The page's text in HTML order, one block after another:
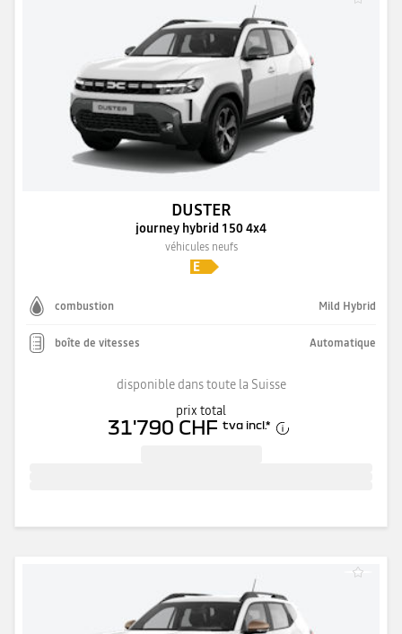
DUSTER
journey hybrid 150 4x4
véhicules neufs
combustion Mild Hybrid
boîte de vitesses Automatique
disponible dans toute la Suisse
prix total
31'790 CHF tva incl.*